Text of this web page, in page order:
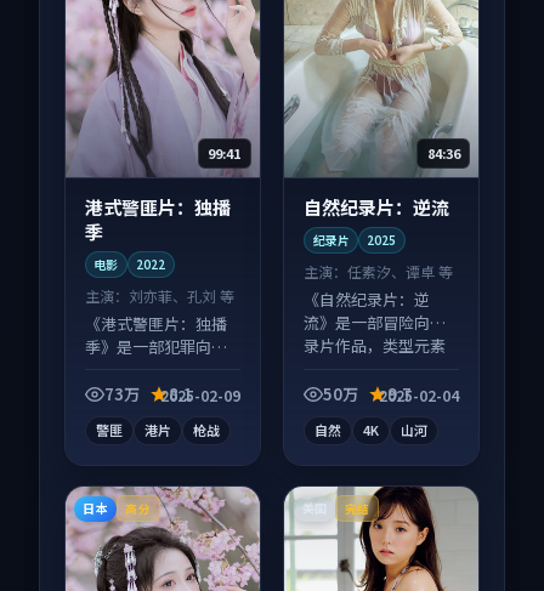
99:41
港式警匪片：独播
季
电影 2022
主演： 刘亦菲、孔刘 等
《港式警匪片：独播
季》是一部犯罪向电
全，观感爽快不拖
73万 8.1
2025-02-09
警匪 港片 枪战
84:36
自然纪录片：逆流
纪录片 2025
主演：任素汐、谭卓 等
《自然纪录片：逆
流》是一部冒险向纪
录片作品，类型元素
沓。50万 9.7
2025-02-04
自然 4K 山河
日本 高分 美国 完结